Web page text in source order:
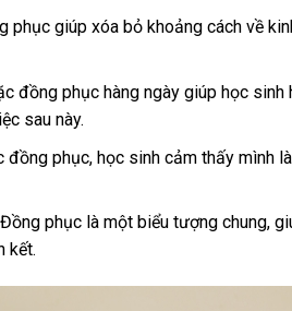
phục giúp xóa bỏ khoảng cách về
đồng phục hàng ngày giúp học sinh
sau này.
phục, học sinh cảm thấy mình
phục là một biểu tượng chung,
kết.